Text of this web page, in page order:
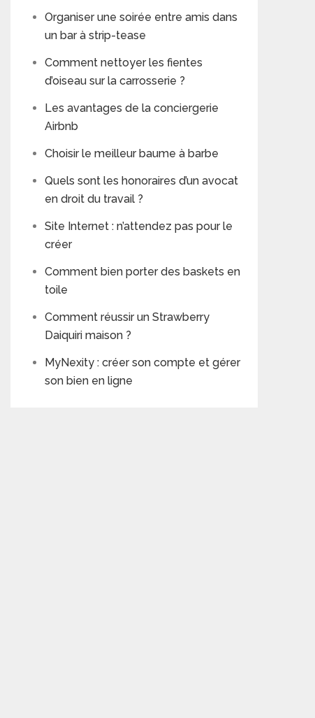
Organiser une soirée entre amis dans
un bar à strip-tease
Comment nettoyer les fientes
d’oiseau sur la carrosserie ?
Les avantages de la conciergerie
Airbnb
Choisir le meilleur baume à barbe
Quels sont les honoraires d’un avocat
en droit du travail ?
Site Internet : n’attendez pas pour le
créer
Comment bien porter des baskets en
toile
Comment réussir un Strawberry
Daiquiri maison ?
MyNexity : créer son compte et gérer
son bien en ligne